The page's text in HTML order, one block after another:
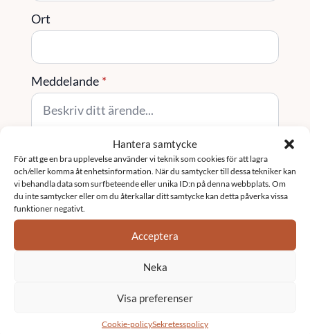
Hantera samtycke
För att ge en bra upplevelse använder vi teknik som cookies för att lagra
och/eller komma åt enhetsinformation. När du samtycker till dessa tekniker kan
vi behandla data som surfbeteende eller unika ID:n på denna webbplats. Om
du inte samtycker eller om du återkallar ditt samtycke kan detta påverka vissa
funktioner negativt.
Acceptera
Neka
Visa preferenser
Cookie-policySekretesspolicy
Ort
Meddelande *
Skicka
Underhållsplan